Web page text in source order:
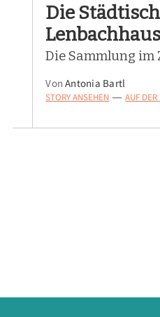
Die
Lenbachhaus
Die Sammlung
VonAntonia Bartl
STORY ANSEHEN — AUF